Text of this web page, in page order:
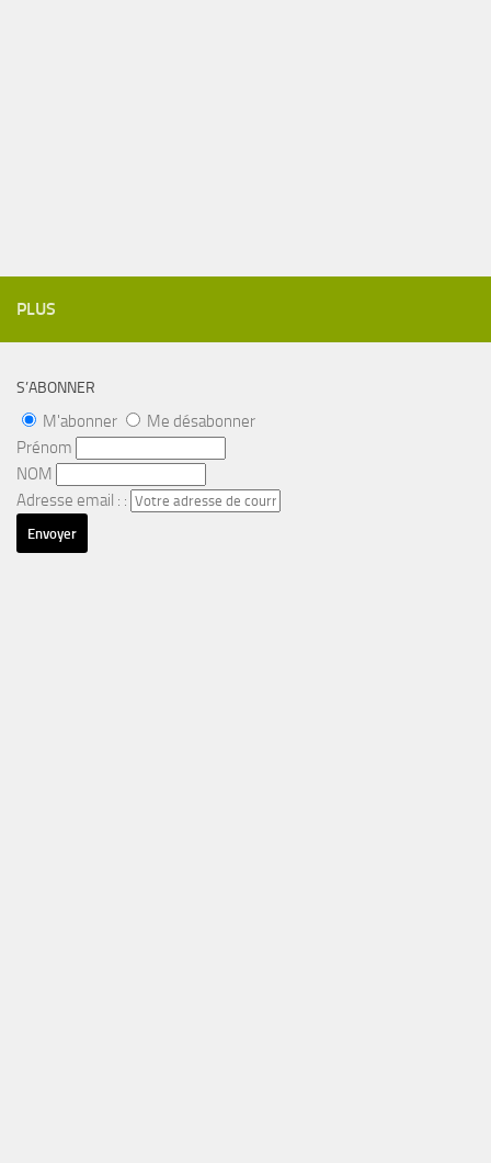
PLUS
S’ABONNER
M'abonner
Me désabonner
Prénom
NOM
Adresse email : :